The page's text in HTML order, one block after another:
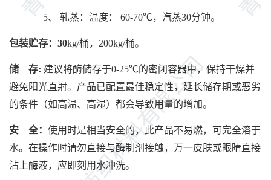
5、 轧蒸：温度： 60-70℃，汽蒸30分钟。
包装贮存： 30kg/桶，200kg/桶。
储 存: 建议将酶储存于0-25℃的密闭容器中，保持干燥并
避免阳光直射。产品已配置最佳稳定性，延长储存期或恶劣
的条件（如高温、高湿）都会导致用量的增加。
安 全： 使用时是相当安全的，此产品不易燃，可完全溶于
水。在操作时请勿直接与酶制剂接触，万一皮肤或眼睛直接
沾上酶液，应即刻用水冲洗。